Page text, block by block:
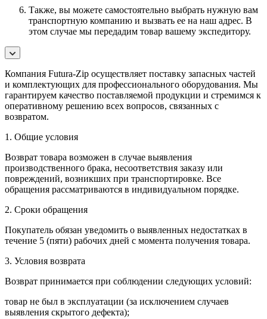
Также, вы можете самостоятельно выбрать нужную вам
транспортную компанию и вызвать ее на наш адрес. В
этом случае мы передадим товар вашему экспедитору.
Компания Futura-Zip осуществляет поставку запасных частей
и комплектующих для профессионального оборудования. Мы
гарантируем качество поставляемой продукции и стремимся к
оперативному решению всех вопросов, связанных с
возвратом.
1. Общие условия
Возврат товара возможен в случае выявления
производственного брака, несоответствия заказу или
повреждений, возникших при транспортировке. Все
обращения рассматриваются в индивидуальном порядке.
2. Сроки обращения
Покупатель обязан уведомить о выявленных недостатках в
течение 5 (пяти) рабочих дней с момента получения товара.
3. Условия возврата
Возврат принимается при соблюдении следующих условий:
товар не был в эксплуатации (за исключением случаев
выявления скрытого дефекта);